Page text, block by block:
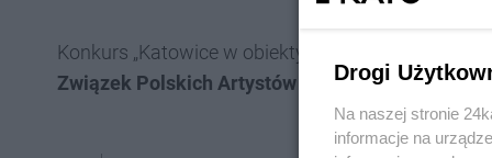
Konkurs „Katowice w obiektywie” organizowany
Związek Polskich Artystów Fotografików Okręg
Drogi
Na naszej stronie
informacje na